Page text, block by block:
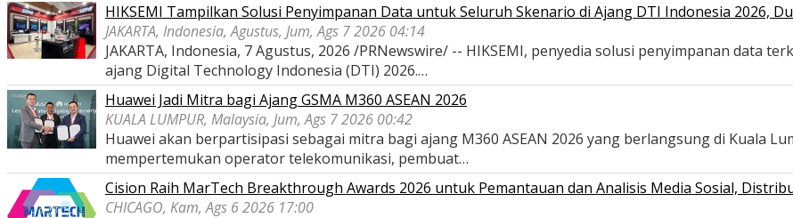
HIKSEMI Tampilkan Solusi Penyimpanan Data untuk Seluruh Skenario di Ajang DTI Indonesia 2026,
JAKARTA, Indonesia, Agustus, Jum, Ags 7 2026 04:14
JAKARTA, Indonesia, 7 Agustus, 2026 /PRNewswire/ -- HIKSEMI, penyedia solusi penyimpanan data
ajang Digital Technology Indonesia (DTI) 2026.…
Huawei Jadi Mitra bagi Ajang GSMA M360 ASEAN 2026
KUALA LUMPUR, Malaysia, Jum, Ags 7 2026 00:42
Huawei akan berpartisipasi sebagai mitra bagi ajang M360 ASEAN 2026 yang berlangsung di Kuala
mempertemukan operator telekomunikasi, pembuat…
Cision Raih MarTech Breakthrough Awards 2026 untuk Pemantauan dan Analisis Media Sosial,
CHICAGO, Kam, Ags 6 2026 17:00